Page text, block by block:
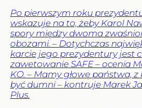
Po pierwszym roku
wskazuje na to, żeby Karol
spory między dwoma
obozami. – Dotychczas
karcie jego prezydentury jest
zawetowanie SAFE – ocenia
KO. – Mamy głowę państwa,
być dumni – kontruje Marek
Plus.